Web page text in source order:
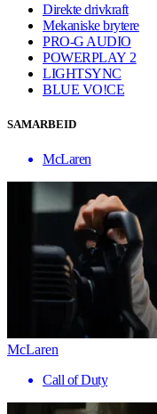
Direkte drivkraft
Mekaniske brytere
PRO-G AUDIO
POWERPLAY 2
LIGHTSYNC
BLUE VO!CE
SAMARBEID
McLaren
McLaren
Call of Duty